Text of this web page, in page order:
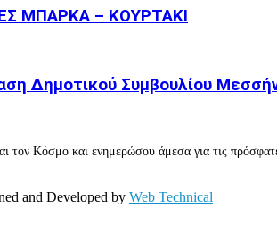
ΜΠΑΡΚΑ – ΚΟΥΡΤΑΚΙ
Δημοτικού Συμβουλίου
Κόσμο και ενημερώσου άμεσα για τις
and Developed by Web Technical